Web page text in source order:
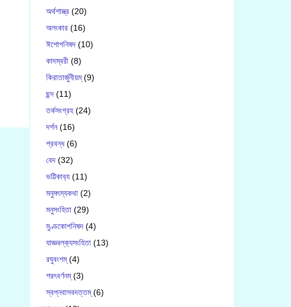
অর্থশাস্ত্র (20)
অলংকার (16)
ঈশোপনিষদ (10)
কাদম্বরী (8)
কিরাতার্জুনীয়ম্(9)
ছন্দ (11)
তর্কসংগ্রহ(24)
দর্শন(16)
প্রবন্ধ(6)
বেদ (32)
ভট্টিকাব‍্য (11)
মনুমৎস্যকথা (2)
মনুসংহিতা (29)
মুণ্ডকোপনিষদ (4)
যাজ্ঞবল্ক‍্যসংহিতা (13)
রঘুবংশম্(4)
শরৎবর্ণনম্(3)
স্বপ্নবাসবদত্তম্(6)